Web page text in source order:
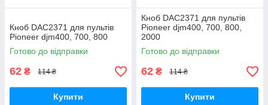
Кноб DAC2371 для пультів
Pioneer djm400, 700, 800
Готово до відправки
62 ₴ 114 ₴
Купити
Кноб DAC2371 для пультів
Pioneer djm400, 700, 800,
2000
Готово до відправки
62 ₴ 114 ₴
Купити